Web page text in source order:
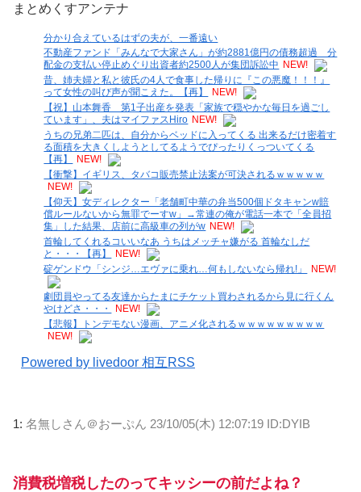
まとめくすアンテナ
分かり合えているはずの夫が、一番遠い
不動産ファンド「みんなで大家さん」が約2881億円の債務超過 分
配金の支払い停止めぐり出資者約2500人が集団訴訟中 NEW!
昔、姉夫婦と私と彼氏の4人で食事した帰りに『この悪魔！！！』
って女性の叫び声が聞こえた。【再】
NEW!
【祝】山本舞香 第1子出産を発表「家族で穏やかな毎日を過ごし
ています」、夫はマイファスHiro NEW!
うちの兄弟二匹は、自分からベッドに入ってくる 出来るだけ密着す
る面積を大きくしようとしてるようでぴったりくっついてくる
【再】
NEW!
【衝撃】イギリス、タバコ販売禁止法案が可決されるｗｗｗｗｗ
NEW!
【仰天】女ディレクター「老舗町中華の弁当500個ドタキャンw賠
償ルールないから無罪でーすw」→常連の俺が電話一本で「全員招
集」した結果、店前に高級車の列がw NEW!
首輪してくれるコいいなあ うちはメッチャ嫌がる 首輪なしだ
と・・・【再】
NEW!
碇ゲンドウ「シンジ…エヴァに乗れ…何もしないなら帰れ!」
NEW!
劇団員やってる友達からたまにチケット買わされるから見に行くん
やけどさ・・・
NEW!
【悲報】トンデモない漫画、アニメ化されるｗｗｗｗｗｗｗｗｗ
NEW!
Powered by livedoor 相互RSS
1: 名無しさん＠おーぷん 23/10/05(木) 12:07:19 ID:DYIB
消費税増税したのってキッシーの前だよね？